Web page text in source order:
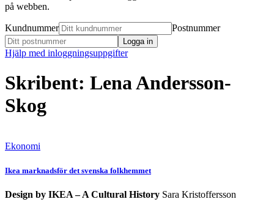
på webben.
Kundnummer Postnummer
Hjälp med inloggningsuppgifter
Skribent: Lena Andersson-
Skog
Ekonomi
Ikea marknadsför det svenska folkhemmet
Design by IKEA – A Cultural History Sara Kristoffersson